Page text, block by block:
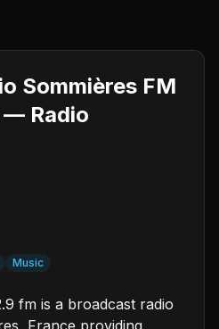
Sommières FM
— Radio
Music
fm is a broadcast radio
France providing